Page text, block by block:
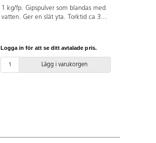
1 kg/fp. Gipspulver som blandas med
vatten. Ger en slät yta. Torktid ca 30
Logga in för att se ditt avtalade pris.
Lägg i varukorgen